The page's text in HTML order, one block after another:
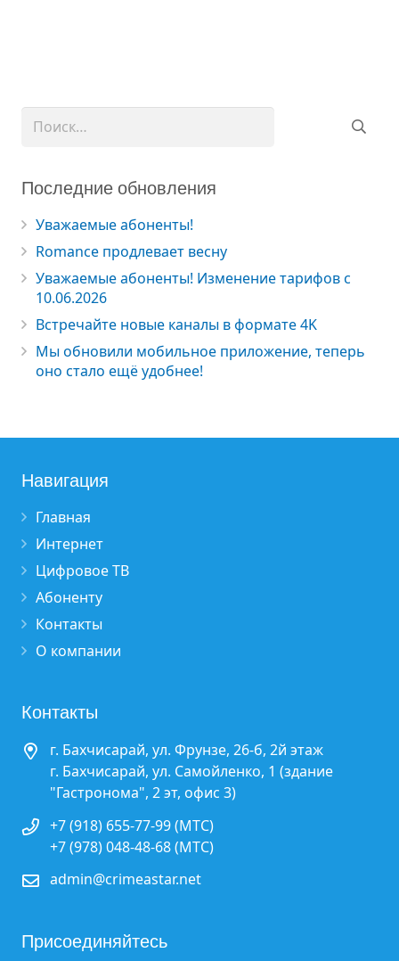
Найти:
Последние обновления
Уважаемые абоненты!
Romance продлевает весну
Уважаемые абоненты! Изменение тарифов с
10.06.2026
Встречайте новые каналы в формате 4K
Мы обновили мобильное приложение, теперь
оно стало ещё удобнее!
Навигация
Главная
Интернет
Цифровое ТВ
Абоненту
Контакты
О компании
Контакты
г. Бахчисарай, ул. Фрунзе, 26-б, 2й этаж
г. Бахчисарай, ул. Самойленко, 1 (здание
"Гастронома", 2 эт, офис 3)
+7 (918) 655-77-99 (МТС)
+7 (978) 048-48-68 (МТС)
admin@crimeastar.net
Присоединяйтесь